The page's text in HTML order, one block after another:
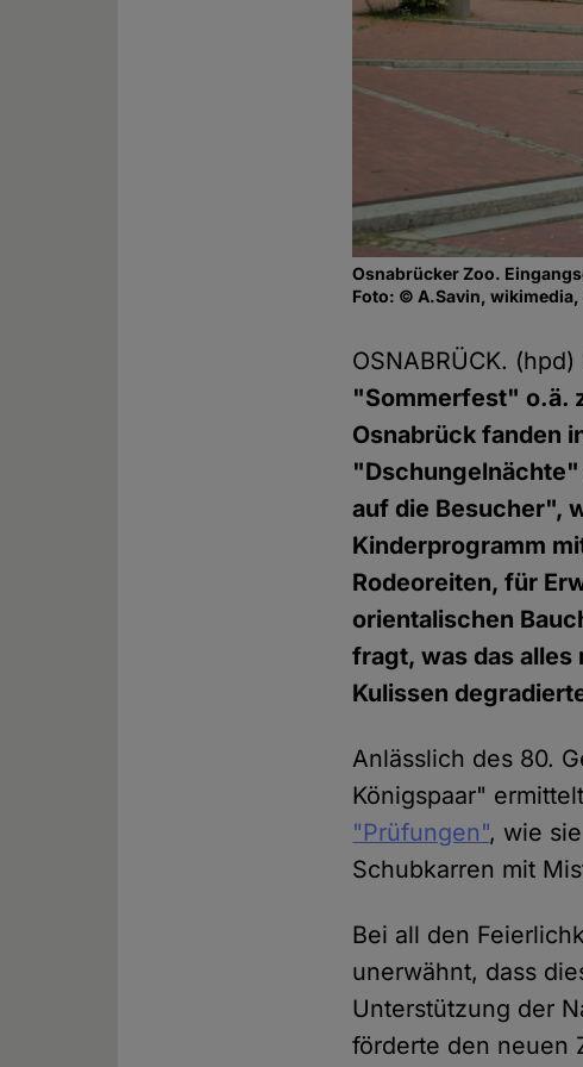
Osnabrücker Zoo.
Foto: © A.Savin, wikimedia,
OSNABRÜCK. (hpd)
"Sommerfest" o.ä.
Osnabrück fanden
auf die Besucher",
Kinderprogramm
Rodeoreiten, für
orientalischen
fragt, was das
Kulissen
Anlässlich des 80.
Königspaar"
"Prüfungen", wie
Schubkarren mit
Bei all den
unerwähnt, dass
Unterstützung der
förderte den neuen